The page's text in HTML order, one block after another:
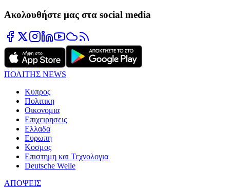
Ακολουθήστε μας στα social media
ΠΟΛΙΤΗΣ NEWS
Κυπρος
Πολιτικη
Οικονομια
Επιχειρησεις
Ελλαδα
Ευρωπη
Κοσμος
Επιστημη και Τεχνολογια
Deutsche Welle
ΑΠΟΨΕΙΣ